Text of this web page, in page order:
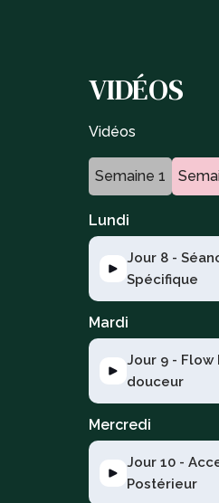
VIDÉOS
Vidéos
Semaine 1
Lundi
Jour 8 -
Spécifique
Mardi
Jour 9 - Flow
douceur
Mercredi
Jour 10 -
Postérieur